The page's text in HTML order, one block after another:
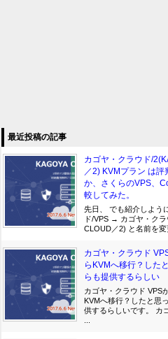
最近投稿の記事
カゴヤ・クラウド/
／2) KVMプラン は評
か、さくらのVPS、
較してみた。
先日、 でも紹介しよう
ド/VPS → カゴヤ・ク
CLOUD／2) と名前を変
カゴヤ・クラウド
らKVMへ移行？した
らも提供するらしい
カゴヤ・クラウド VPS
KVMへ移行？したと思
供するらしいです。 カ